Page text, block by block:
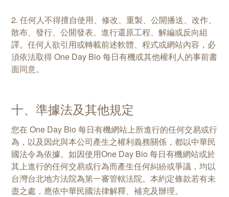
2. 任何人不得擅自使用、修改、重製、公開播送、改作、
散布、發行、公開發表、進行還原工程、解編或反向組
譯。任何人欲引用或轉載前述軟體、程式或網站內容，必
須依法取得 One Day Bio 每日有機或其他權利人的事前書
面同意。
十、準據法及其他規定
您在 One Day Bio 每日有機網站上所進行的任何交易或行
為，以及因此與本公司產生之權利義務關係，都以中華民
國法令為依據。如因使用One Day Bio 每日有機網站或於
其上進行的任何交易或行為而產生任何糾紛或爭議，均以
台灣台北地方法院為第一審管轄法院。本約定條款若有未
盡之處，應依中華民國法律解釋、補充及辦理。